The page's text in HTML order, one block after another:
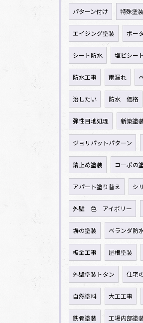
パターン付け 特殊塗装
エイジング塗装 ポー
シート防水 塩ビシート
防水工事 雨漏れ
治したい 防水 価格
弾性目地処理 新築塗
ジョリパットパターン
錆止め塗装 コーポの
アパート塗り替え シ
外壁 色 アイボリー
塀の塗装 ベランダ防
板金工事 屋根塗装
外壁塗装トタン 住宅
自然塗料 大工工事
鉄骨塗装 工場内部塗